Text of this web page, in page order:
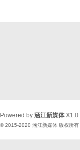
Powered by 涵江新媒体 X1.0
© 2015-2020 涵江新媒体 版权所有